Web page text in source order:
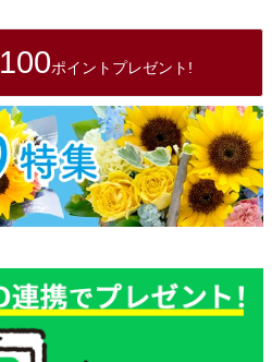
100ポイントプレゼント!